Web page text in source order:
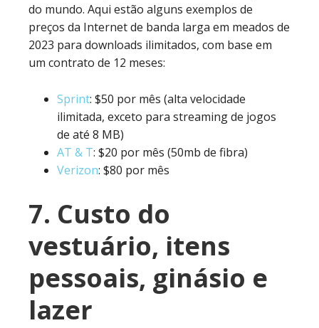
do mundo. Aqui estão alguns exemplos de
preços da Internet de banda larga em meados de
2023 para downloads ilimitados, com base em
um contrato de 12 meses:
Sprint: $50 por mês (alta velocidade
ilimitada, exceto para streaming de jogos
de até 8 MB)
AT & T: $20 por mês (50mb de fibra)
Verizon: $80 por mês
7. Custo do
vestuário, itens
pessoais, ginásio e
lazer